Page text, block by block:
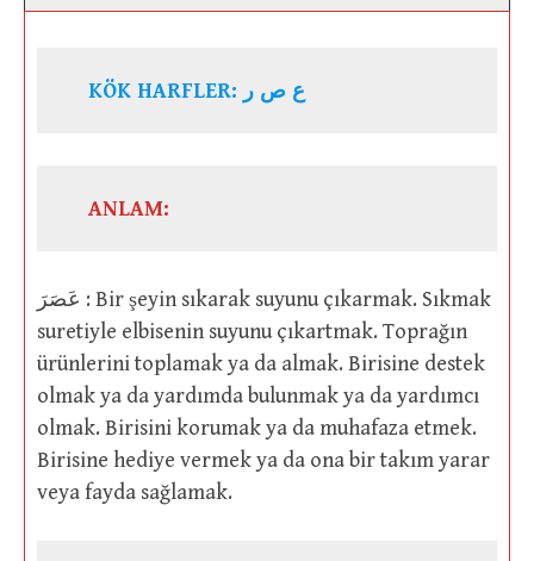
KÖK HARFLER: ع ص ر
ANLAM:
عَصَرَ : Bir şeyin sıkarak suyunu çıkarmak. Sıkmak
suretiyle elbisenin suyunu çıkartmak. Toprağın
ürünlerini toplamak ya da almak. Birisine destek
olmak ya da yardımda bulunmak ya da yardımcı
olmak. Birisini korumak ya da muhafaza etmek.
Birisine hediye vermek ya da ona bir takım yarar
veya fayda sağlamak.